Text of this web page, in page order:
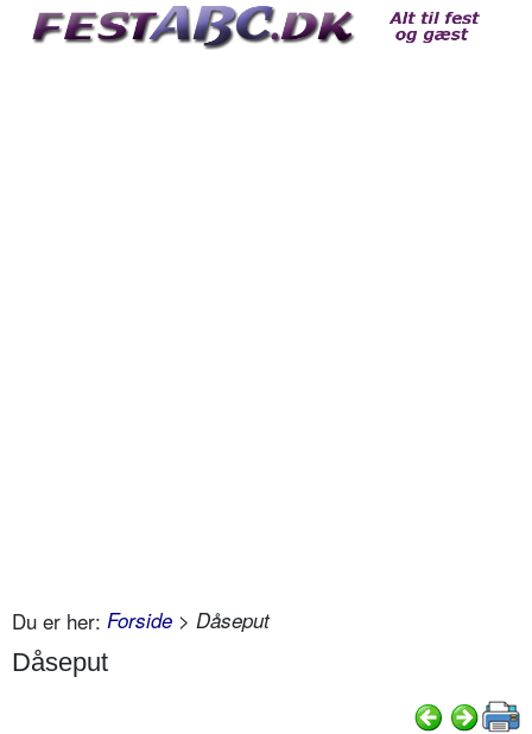
Du er her: Forside > Dåseput
Dåseput